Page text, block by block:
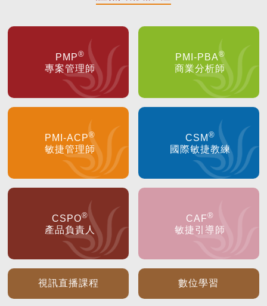
PMP®
專案管理師
PMI-PBA®
商業分析師
PMI-ACP®
敏捷管理師
CSM ®
國際敏捷教練
CSPO®
產品負責人
CAF®
敏捷引導師
視訊直播課程 數位學習